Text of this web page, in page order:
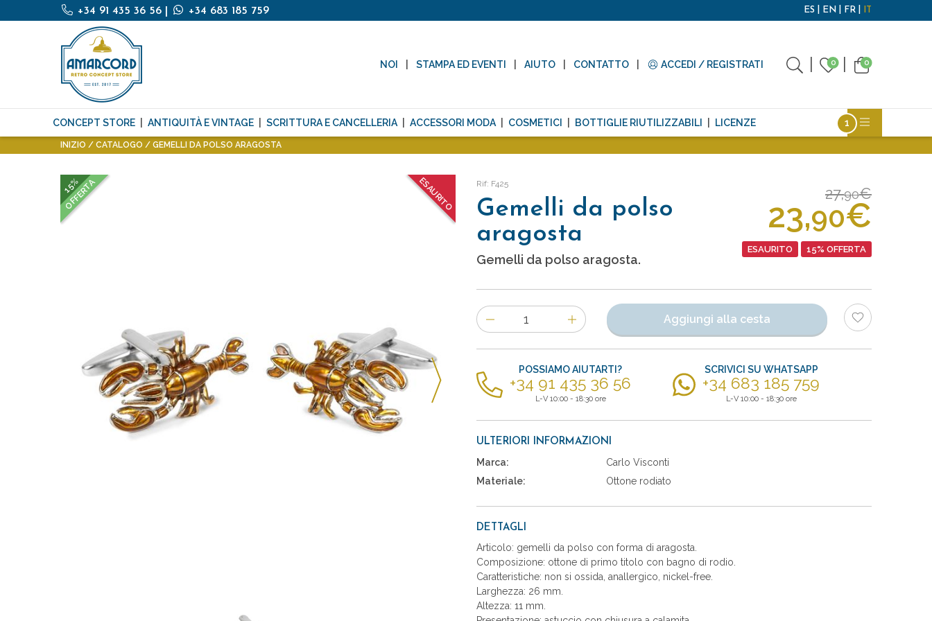
+34 91 435 36 56 +34 683 185 759 ES EN FR IT
NOI STAMPA ED EVENTI AIUTO CONTATTO ACCEDI / REGISTRATI 0 0
CONCEPT STORE ANTIQUITÀ E VINTAGE SCRITTURA E CANCELLERIA ACCESSORI MODA COSMETICI BOTTIGLIE RIUTILIZZABILI LICENZE
INIZIO CATALOGO GEMELLI DA POLSO ARAGOSTA
ESAURITO
15%
OFFERTA Rif: F425
Gemelli da polso
aragosta
Gemelli da polso aragosta.
27,90€
23,90€
ESAURITO 15% OFFERTA
Numero
di
articoli
Aggiungi alla cesta
POSSIAMO AIUTARTI?
+34 91 435 36 56
L-V 10:00 - 18:30 ore
SCRIVICI SU WHATSAPP
+34 683 185 759
L-V 10:00 - 18:30 ore
ULTERIORI INFORMAZIONI
Marca:
Carlo Visconti
Materiale:
Ottone rodiato
DETTAGLI
Articolo: gemelli da polso con forma di aragosta.
Composizione: ottone di primo titolo con bagno di rodio.
Caratteristiche: non si ossida, anallergico, nickel-free.
Larghezza: 26 mm.
Altezza: 11 mm.